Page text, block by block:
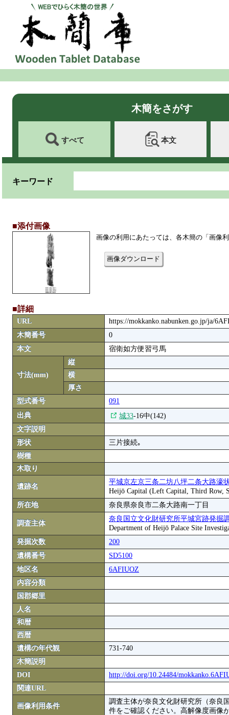
木簡をさがす
すべて 本文
キーワード
■添付画像
画像の利用にあたっては、各木簡の「画像
画像ダウンロード
■詳細
URL
https://mokkanko.nabunken.go.jp/ja/
木簡番号
0
本文
宿衛如方便習弓馬
寸法(mm)
縦
横
厚さ
型式番号
091
出典
城33-16中(142)
文字説明
形状
三片接続｡
樹種
木取り
遺跡名
平城京左京三条二坊八坪二条大路濠
Heijō Capital (Left Capital, Third Row,
所在地
奈良県奈良市二条大路南一丁目
調査主体
奈良国立文化財研究所平城宮跡発掘
Department of Heijō Palace Site
発掘次数
200
遺構番号
SD5100
地区名
6AFIUOZ
内容分類
国郡郷里
人名
和暦
西暦
遺構の年代観
731-740
木簡説明
DOI
http://doi.org/10.24484/
関連URL
画像利用条件
調査主体が奈良文化財研究所（奈良
件をご確認ください。高解像度画像